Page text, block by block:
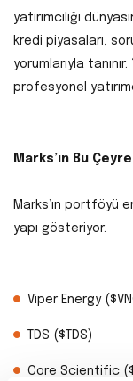
yatırımcılığı
kredi piyasaları,
yorumlarıyla
profesyonel
Marks’ın Bu
Marks’ın portföyü
yapı gösteriyor.
Viper Energy
TDS ($TDS)
Core Scientific